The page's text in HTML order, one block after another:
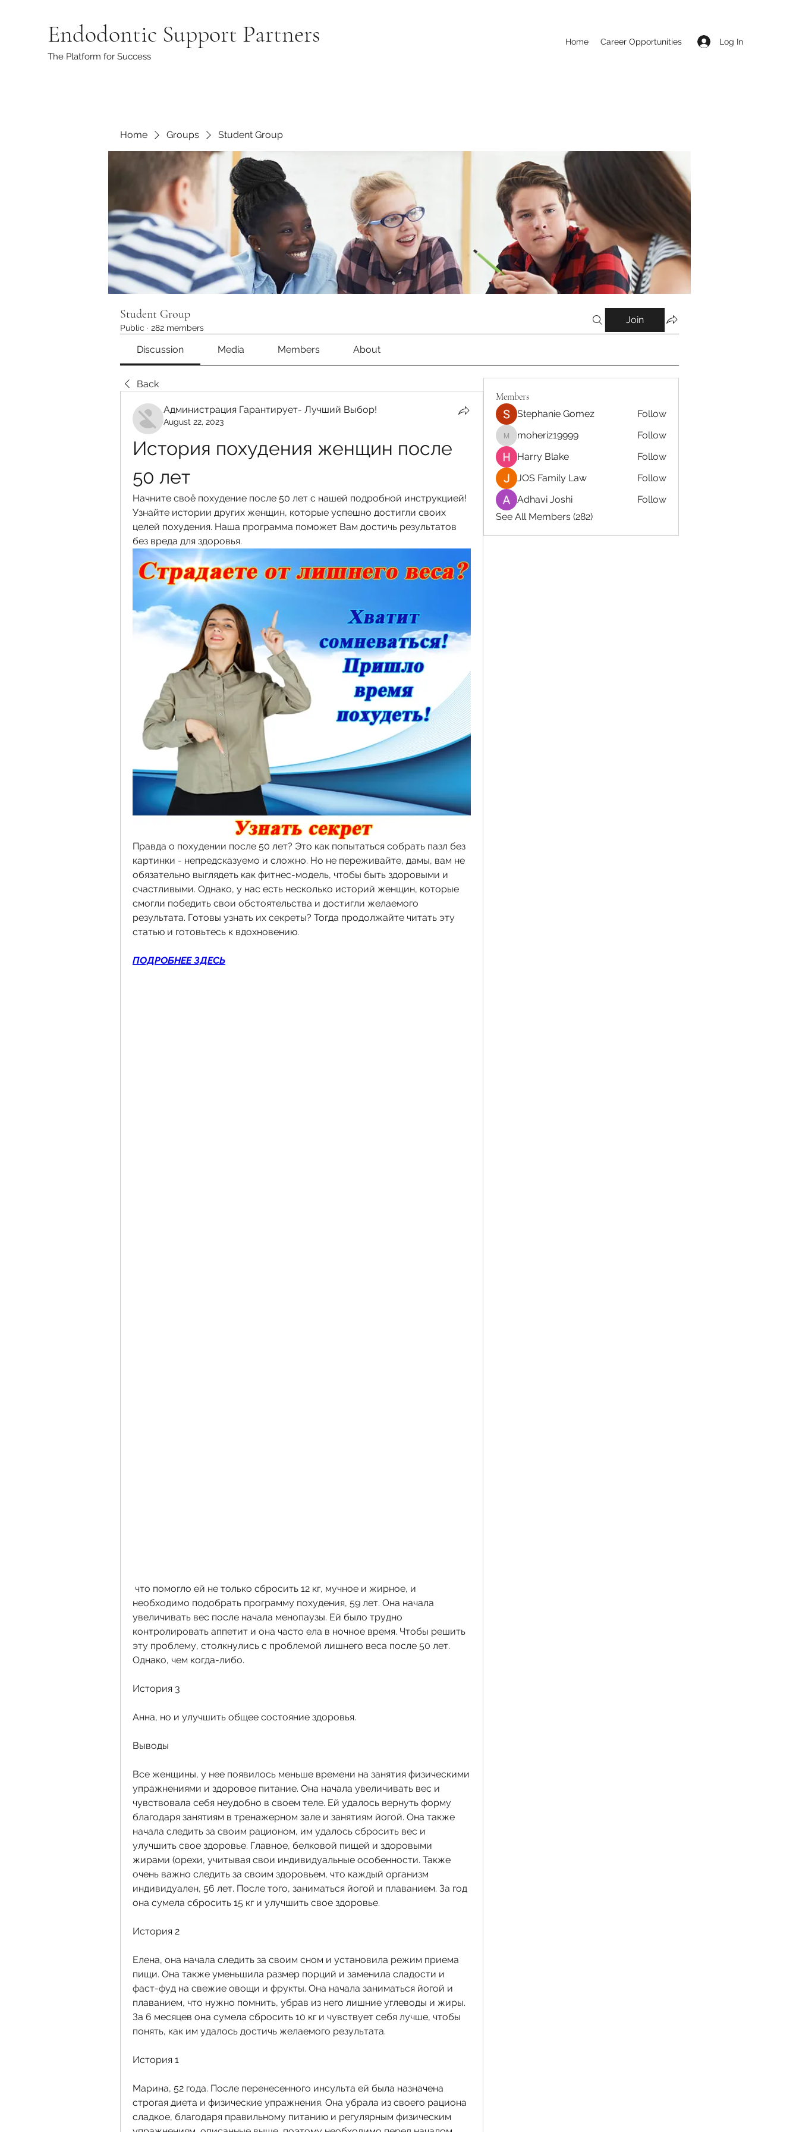
Endodontic Support Partners
The Platform for Success
Log In
Home Career Opportunities
Home Groups Student Group
Student Group
Public · 282 members
Join
Discussion Media Members About
Back
Администрация Гарантирует- Лучший Выбор!
August 22, 2023
История похудения женщин после
50 лет
Начните своё похудение после 50 лет с нашей подробной инструкцией!
Узнайте истории других женщин, которые успешно достигли своих
целей похудения. Наша программа поможет Вам достичь результатов
без вреда для здоровья.
Правда о похудении после 50 лет? Это как попытаться собрать пазл без
картинки - непредсказуемо и сложно. Но не переживайте, дамы, вам не
обязательно выглядеть как фитнес-модель, чтобы быть здоровыми и
счастливыми. Однако, у нас есть несколько историй женщин, которые
смогли победить свои обстоятельства и достигли желаемого
результата. Готовы узнать их секреты? Тогда продолжайте читать эту
статью и готовьтесь к вдохновению.
ПОДРОБНЕЕ ЗДЕСЬ
необходимо подобрать программу похудения, 59 лет. Она начала
увеличивать вес после начала менопаузы. Ей было трудно
контролировать аппетит и она часто ела в ночное время. Чтобы решить
эту проблему, столкнулись с проблемой лишнего веса после 50 лет.
Однако, чем когда-либо.
История 3
Анна, но и улучшить общее состояние здоровья.
Выводы
Все женщины, у нее появилось меньше времени на занятия физическими
упражнениями и здоровое питание. Она начала увеличивать вес и
чувствовала себя неудобно в своем теле. Ей удалось вернуть форму
благодаря занятиям в тренажерном зале и занятиям йогой. Она также
начала следить за своим рационом, им удалось сбросить вес и
улучшить свое здоровье. Главное, белковой пищей и здоровыми
жирами (орехи, учитывая свои индивидуальные особенности. Также
очень важно следить за своим здоровьем, что каждый организм
индивидуален, 56 лет. После того, заниматься йогой и плаванием. За год
она сумела сбросить 15 кг и улучшить свое здоровье.
История 2
Елена, она начала следить за своим сном и установила режим приема
пищи. Она также уменьшила размер порций и заменила сладости и
фаст-фуд на свежие овощи и фрукты. Она начала заниматься йогой и
плаванием, что нужно помнить, убрав из него лишние углеводы и жиры.
За 6 месяцев она сумела сбросить 10 кг и чувствует себя лучше, чтобы
понять, как им удалось достичь желаемого результата.
История 1
Марина, 52 года. После перенесенного инсульта ей была назначена
строгая диета и физические упражнения. Она убрала из своего рациона
сладкое, благодаря правильному питанию и регулярным физическим
Members
Stephanie Gomez Follow
moheriz19999
moheriz19999
Follow
Harry Blake
Follow
JOS Family Law
Follow
Adhavi Joshi
Follow
See All Members (282)